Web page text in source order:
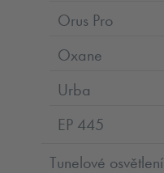
Orus Pro
Oxane
Urba
EP 445
Tunelové osvětlení